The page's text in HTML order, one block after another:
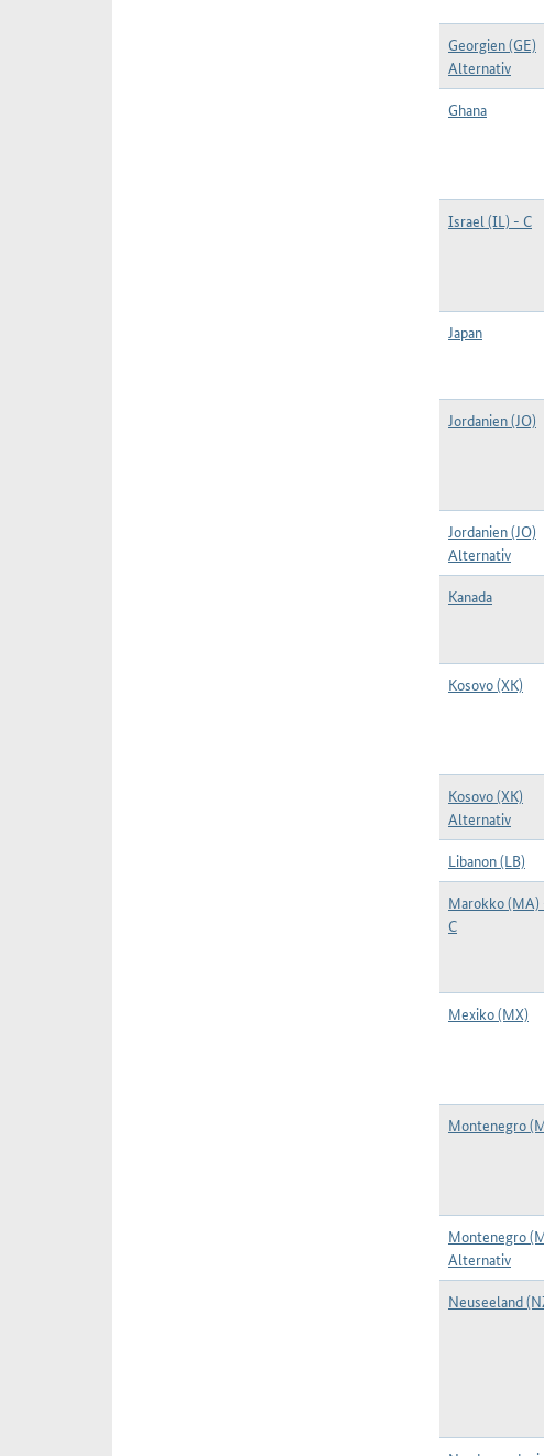
Georgien (GE)
Alternativ
Ghana
Israel (IL) - C
Japan
Jordanien (JO)
Jordanien (JO)
Alternativ
Kanada
Kosovo (XK)
Kosovo (XK)
Alternativ
Libanon (LB)
Marokko (MA)
C
Mexiko (MX)
Montenegro
Montenegro
Alternativ
Neuseeland